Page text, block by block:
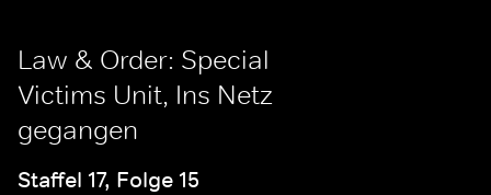
Law & Order: Special
Victims Unit, Ins Netz
gegangen
Staffel 17, Folge 15